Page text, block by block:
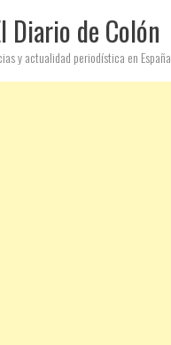
Diario de Colón
y actualidad periodística en España